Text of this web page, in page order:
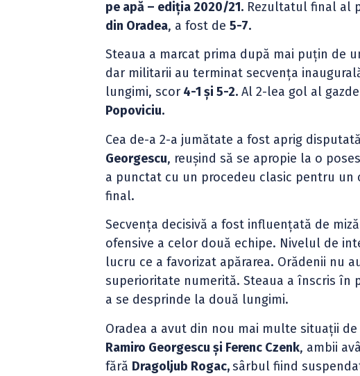
pe apă – ediția 2020/21. Rezultatul final al
din Oradea, a fost de5-7.
Steaua a marcat prima după mai puțin de
dar militarii au terminat secvența
lungimi, scor 4-1 și 5-2. Al 2-lea gol al
Popoviciu.
Cea de-a 2-a jumătate a fost aprig
Georgescu, reușind să se apropie la o
a punctat cu un procedeu clasic pentru un
final.
Secvența decisivă a fost influențată de
ofensive a celor două echipe. Nivelul de
lucru ce a favorizat apărarea. Orădenii nu
superioritate numerită. Steaua a înscris în
a se desprinde la două lungimi.
Oradea a avut din nou mai multe situații
Ramiro Georgescu și Ferenc Czenk, ambii
fără Dragoljub Rogac,sârbul fiind